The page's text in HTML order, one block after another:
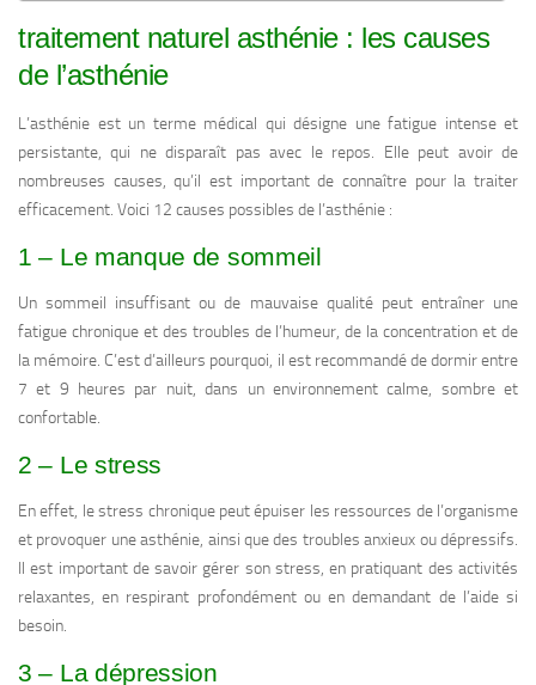
traitement naturel asthénie : les causes
de l’asthénie
L’asthénie est un terme médical qui désigne une fatigue intense et
persistante, qui ne disparaît pas avec le repos. Elle peut avoir de
nombreuses causes, qu’il est important de connaître pour la traiter
efficacement. Voici 12 causes possibles de l’asthénie :
1 – Le manque de sommeil
Un sommeil insuffisant ou de mauvaise qualité peut entraîner une
fatigue chronique et des troubles de l’humeur, de la concentration et de
la mémoire. C’est d’ailleurs pourquoi, il est recommandé de dormir entre
7 et 9 heures par nuit, dans un environnement calme, sombre et
confortable.
2 – Le stress
En effet, le stress chronique peut épuiser les ressources de l’organisme
et provoquer une asthénie, ainsi que des troubles anxieux ou dépressifs.
Il est important de savoir gérer son stress, en pratiquant des activités
relaxantes, en respirant profondément ou en demandant de l’aide si
besoin.
3 – La dépression